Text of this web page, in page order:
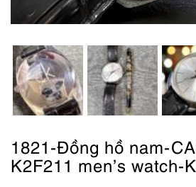
1821-Đồng hồ nam-
K2F211 men’s watch-